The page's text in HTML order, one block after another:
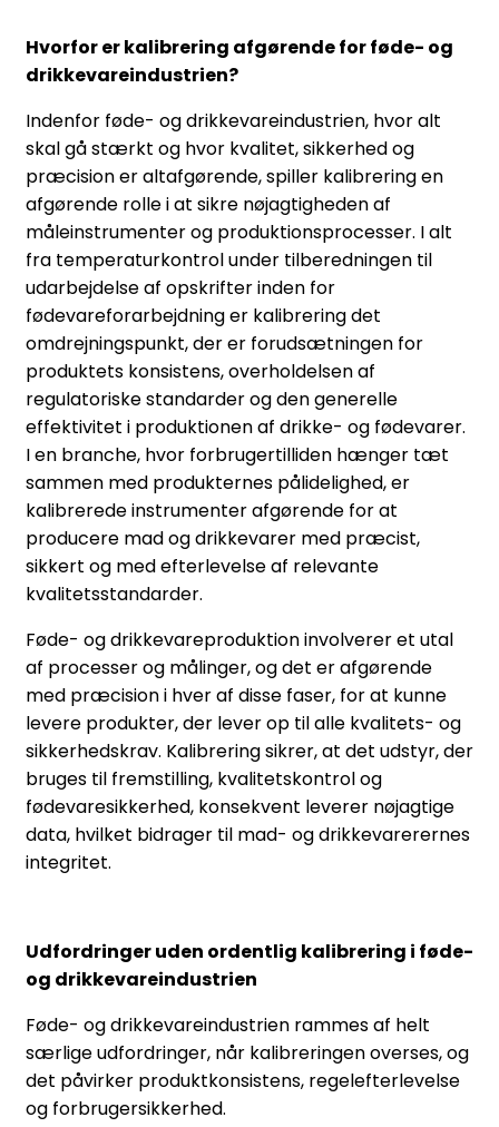
Hvorfor er kalibrering afgørende for føde- og
drikkevareindustrien?
Indenfor føde- og drikkevareindustrien, hvor alt
skal gå stærkt og hvor kvalitet, sikkerhed og
præcision er altafgørende, spiller kalibrering en
afgørende rolle i at sikre nøjagtigheden af
måleinstrumenter og produktionsprocesser. I alt
fra temperaturkontrol under tilberedningen til
udarbejdelse af opskrifter inden for
fødevareforarbejdning er kalibrering det
omdrejningspunkt, der er forudsætningen for
produktets konsistens, overholdelsen af
regulatoriske standarder og den generelle
effektivitet i produktionen af drikke- og fødevarer.
I en branche, hvor forbrugertilliden hænger tæt
sammen med produkternes pålidelighed, er
kalibrerede instrumenter afgørende for at
producere mad og drikkevarer med præcist,
sikkert og med efterlevelse af relevante
kvalitetsstandarder.
Føde- og drikkevareproduktion involverer et utal
af processer og målinger, og det er afgørende
med præcision i hver af disse faser, for at kunne
levere produkter, der lever op til alle kvalitets- og
sikkerhedskrav. Kalibrering sikrer, at det udstyr, der
bruges til fremstilling, kvalitetskontrol og
fødevaresikkerhed, konsekvent leverer nøjagtige
data, hvilket bidrager til mad- og drikkevarerernes
integritet.
Udfordringer uden ordentlig kalibrering i føde-
og drikkevareindustrien
Føde- og drikkevareindustrien rammes af helt
særlige udfordringer, når kalibreringen overses, og
det påvirker produktkonsistens, regelefterlevelse
og forbrugersikkerhed.